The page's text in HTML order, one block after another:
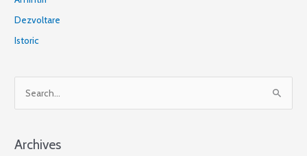
Dezvoltare
Istoric
rArchives